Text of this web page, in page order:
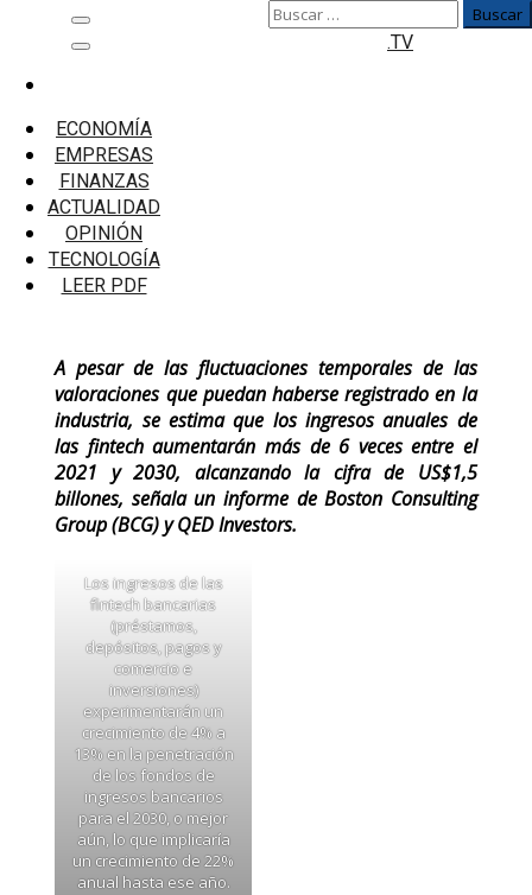
Menú
principal
ECONOMÍA
EMPRESAS
FINANZAS
ACTUALIDAD
OPINIÓN
TECNOLOGÍA
LEER PDF
Buscar:
.TV
América Latina experimentará una penetración
acelerada de las fintech
América Latina experimentará una
penetración acelerada de las fintech
A pesar de las fluctuaciones temporales de las
valoraciones que puedan haberse registrado en la
industria, se estima que los ingresos anuales de
las fintech aumentarán más de 6 veces entre el
2021 y 2030, alcanzando la cifra de US$1,5
billones, señala un informe de Boston Consulting
Group (BCG) y QED Investors.
Los ingresos de las
fintech bancarias
(préstamos,
depósitos, pagos y
comercio e
inversiones)
experimentarán un
crecimiento de 4% a
13% en la penetración
de los fondos de
ingresos bancarios
para el 2030, o mejor
aún, lo que implicaría
un crecimiento de 22%
anual hasta ese año.